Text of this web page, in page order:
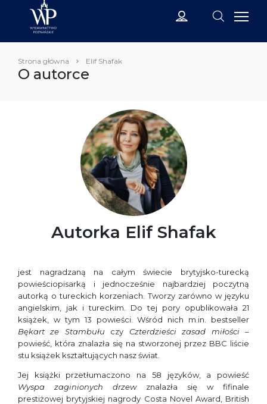
Strona główna Elif Shafak
O autorce
Autorka Elif Shafak
jest nagradzaną na całym świecie brytyjsko-turecką
powieściopisarką i jednocześnie najbardziej poczytną
autorką o tureckich korzeniach. Tworzy zarówno w języku
angielskim, jak i tureckim. Do tej pory opublikowała 21
książek, w tym 13 powieści. Wśród nich m.in. bestseller
Bękart ze Stambułu czy Czterdzieści zasad miłości–
powieść, która znalazła się na stworzonej przez BBC liście
stu książek kształtujących nasz świat.
Jej książki przetłumaczono na 58 języków, a powieść
Wyspa zaginionych drzew znalazła się w fifinale
prestiżowej brytyjskiej nagrody Costa Novel Award, British